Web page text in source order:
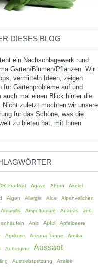
DIESES BLOG
ein Nachschlagewerk rund
Garten/Blumen/Pflanzen. Wir
vermitteln Ideen, zeigen
für Gartenprobleme auf und
auch mal einen Blick hinter die
Nicht zuletzt möchten wir unsere
für das Schöne, was die
zu bieten hat, mit Ihnen
Prädikat Agave Ahorn Akelei
Algen Allergie Aloe Alpenveilchen
Amaryllis Ampeltomate Ananas and
anhäufeln Anis Apfel Apfelbeere
Aprikose Arizona-Tanne Arnika
Aubergine Aussaat
Austriebspritzung Azalee